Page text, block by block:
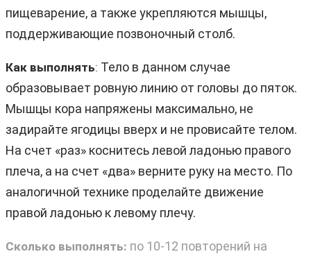
пищеварение, а также укрепляются мышцы,
поддерживающие позвоночный столб.
Как выполнять: Тело в данном случае
образовывает ровную линию от головы до пяток.
Мышцы кора напряжены максимально, не
задирайте ягодицы вверх и не провисайте телом.
На счет «раз» коснитесь левой ладонью правого
плеча, а на счет «два» верните руку на место. По
аналогичной технике проделайте движение
правой ладонью к левому плечу.
Сколько выполнять: по 10-12 повторений на